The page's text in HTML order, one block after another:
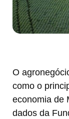
O
como o
economia de
dados da